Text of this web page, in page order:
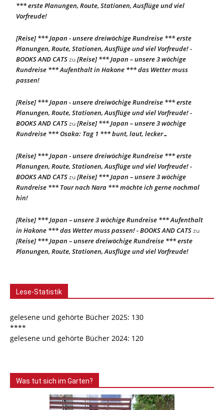
*** erste Planungen, Route, Stationen, Ausflüge und viel
Vorfreude!
[Reise] *** Japan - unsere dreiwöchige Rundreise *** erste
Planungen, Route, Stationen, Ausflüge und viel Vorfreude! -
BOOKS AND CATSzu[Reise] *** Japan – unsere 3 wöchige
Rundreise *** Aufenthalt in Hakone *** das Wetter muss
passen!
[Reise] *** Japan - unsere dreiwöchige Rundreise *** erste
Planungen, Route, Stationen, Ausflüge und viel Vorfreude! -
BOOKS AND CATSzu[Reise] *** Japan – unsere 3 wöchige
Rundreise *** Osaka: Tag 1 *** bunt, laut, lecker…
[Reise] *** Japan - unsere dreiwöchige Rundreise *** erste
Planungen, Route, Stationen, Ausflüge und viel Vorfreude! -
BOOKS AND CATSzu[Reise] *** Japan – unsere 3 wöchige
Rundreise *** Tour nach Nara *** möchte ich gerne nochmal
hin!
[Reise] *** Japan – unsere 3 wöchige Rundreise *** Aufenthalt
in Hakone *** das Wetter muss passen! - BOOKS AND CATSzu
[Reise] *** Japan – unsere dreiwöchige Rundreise *** erste
Planungen, Route, Stationen, Ausflüge und viel Vorfreude!
Lese-Statistik
gelesene und gehörte Bücher 2025: 130
****
gelesene und gehörte Bücher 2024: 120
Was tut sich im Garten?